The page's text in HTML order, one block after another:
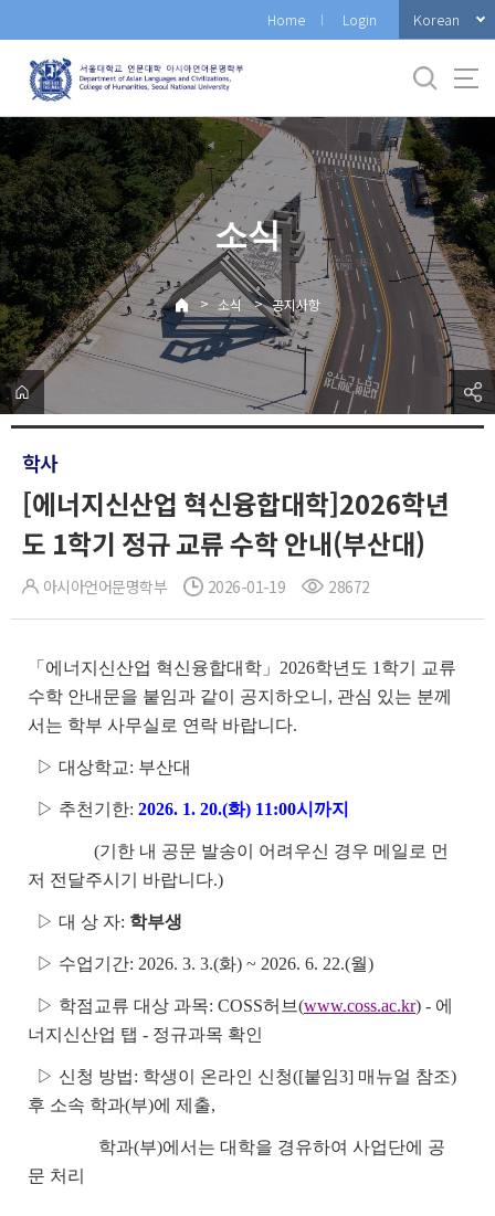
로
메
뉴
Home Login Korean
소식
> 소식 > 공지사항
학사
[에너지신산업 혁신융합대학]2026학년
도 1학기 정규 교류 수학 안내(부산대)
아시아언어문명학부 2026-01-19 28672
「에너지신산업 혁신융합대학」2026학년도 1학기 교류
수학 안내문을 붙임과 같이 공지하오니, 관심 있는 분께
서는 학부 사무실로 연락 바랍니다.
▷ 대상학교: 부산대
▷ 추천기한: 2026. 1. 20.(화) 11:00시까지
(기한 내 공문 발송이 어려우신 경우 메일로 먼
저 전달주시기 바랍니다.)
▷ 대 상 자: 학부생
▷ 수업기간: 2026. 3. 3.(화) ~ 2026. 6. 22.(월)
▷ 학점교류 대상 과목: COSS허브(www.coss.ac.kr) - 에
너지신산업 탭 - 정규과목 확인
▷ 신청 방법: 학생이 온라인 신청([붙임3] 매뉴얼 참조)
후 소속 학과(부)에 제출,
학과(부)에서는 대학을 경유하여 사업단에 공
문 처리